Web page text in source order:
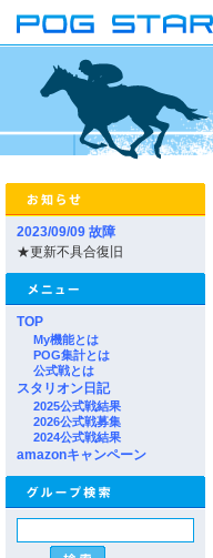
2023/09/09 故障
★更新不具合復旧
TOP
My機能とは
POG集計とは
公式戦とは
スタリオン日記
2025公式戦結果
2026公式戦募集
2024公式戦結果
amazonキャンペーン